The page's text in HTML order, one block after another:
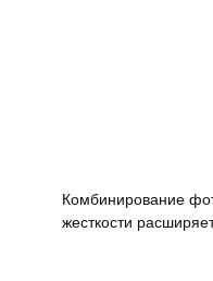
Комбинирование
жесткости